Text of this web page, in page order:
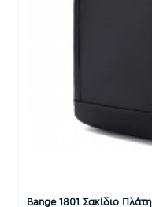
Bange 1801 Σακίδιο